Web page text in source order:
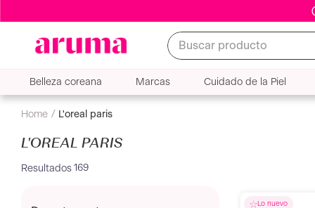
Buscar producto
Belleza coreana Marcas Cuidado de la Piel
l'oreal paris
L'OREAL PARIS
169